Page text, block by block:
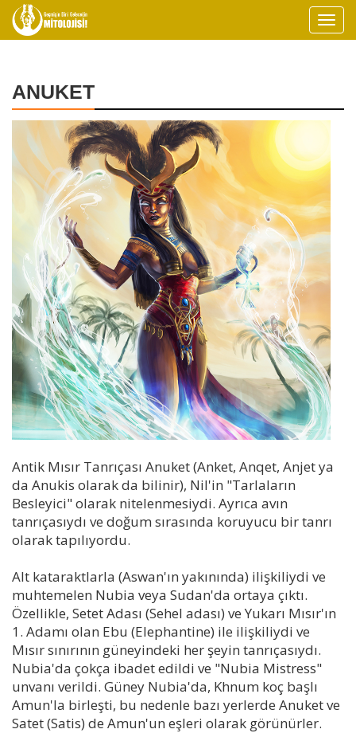
ANUKET
Antik Mısır Tanrıçası Anuket (Anket, Anqet, Anjet ya
da Anukis olarak da bilinir), Nil'in "Tarlaların
Besleyici" olarak nitelenmesiydi. Ayrıca avın
tanrıçasıydı ve doğum sırasında koruyucu bir tanrı
olarak tapılıyordu.
Alt kataraktlarla (Aswan'ın yakınında) ilişkiliydi ve
muhtemelen Nubia veya Sudan'da ortaya çıktı.
Özellikle, Setet Adası (Sehel adası) ve Yukarı Mısır'ın
1. Adamı olan Ebu (Elephantine) ile ilişkiliydi ve
Mısır sınırının güneyindeki her şeyin tanrıçasıydı.
Nubia'da çokça ibadet edildi ve "Nubia Mistress"
unvanı verildi. Güney Nubia'da, Khnum koç başlı
Amun'la birleşti, bu nedenle bazı yerlerde Anuket ve
Satet (Satis) de Amun'un eşleri olarak görünürler.